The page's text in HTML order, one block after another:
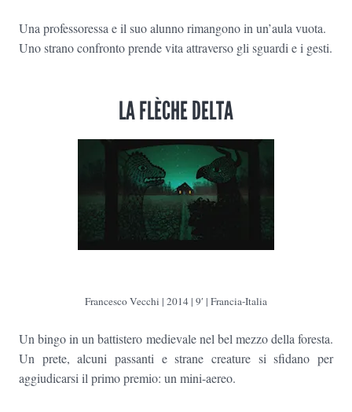
Una professoressa e il suo alunno rimangono in un’aula vuota.
Uno strano confronto prende vita attraverso gli sguardi e i gesti.
LA FLÈCHE DELTA
Francesco Vecchi | 2014 | 9′ | Francia-Italia
Un bingo in un battistero medievale nel bel mezzo della foresta.
Un prete, alcuni passanti e strane creature si sfidano per
aggiudicarsi il primo premio: un mini-aereo.